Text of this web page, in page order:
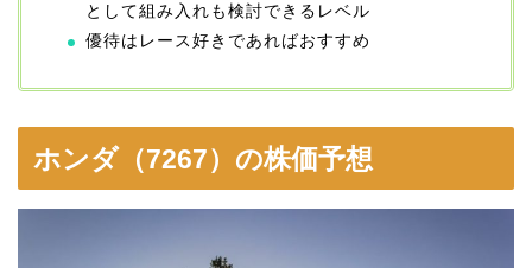
として組み入れも検討できるレベル
優待はレース好きであればおすすめ
ホンダ（7267）の株価予想